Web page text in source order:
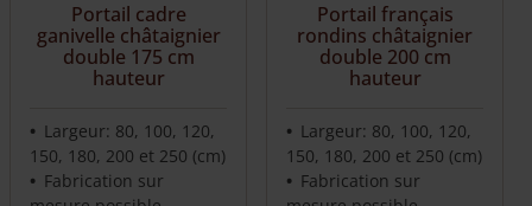
Portail cadre
ganivelle châtaignier
double 175 cm
hauteur
Largeur: 80, 100, 120,
150, 180, 200 et 250 (cm)
Fabrication sur
Portail français
rondins châtaignier
double 200 cm
hauteur
Largeur: 80, 100, 120,
150, 180, 200 et 250 (cm)
Fabrication sur